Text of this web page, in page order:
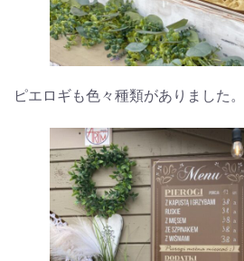
ピエロギも色々種類がありました。